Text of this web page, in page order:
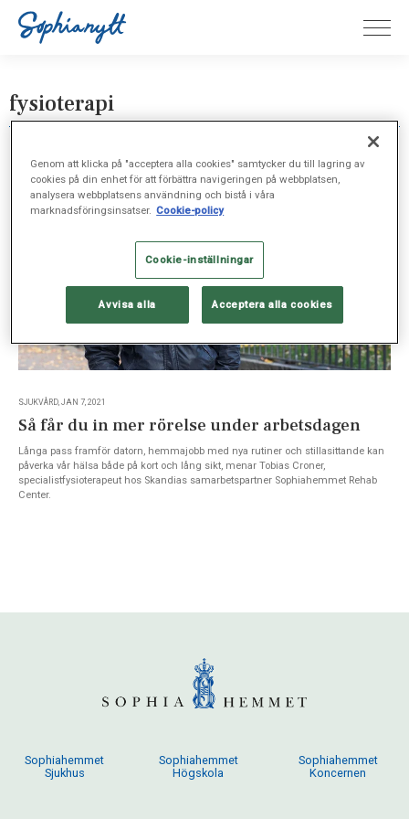
fysioterapi
SJUKVÅRD, JAN 7, 2021
Så får du in mer rörelse under arbetsdagen
Långa pass framför datorn, hemmajobb med nya rutiner och stillasittande kan
påverka vår hälsa både på kort och lång sikt, menar Tobias Croner,
specialistfysioterapeut hos Skandias samarbetspartner Sophiahemmet Rehab
Center.
Sophiahemmet
Sjukhus
Sophiahemmet
Högskola
Sophiahemmet
Koncernen
Genom att klicka på "acceptera alla cookies" samtycker du till lagring av
cookies på din enhet för att förbättra navigeringen på webbplatsen,
analysera webbplatsens användning och bistå i våra
marknadsföringsinsatser. Cookie-policy
Cookie-inställningar
Avvisa alla Acceptera alla cookies